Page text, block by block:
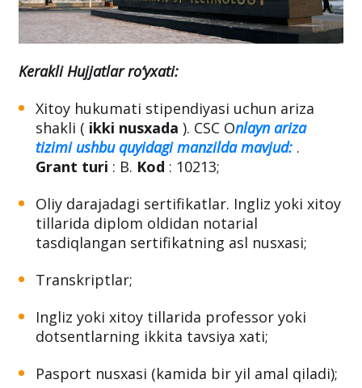
Kerakli Hujjatlar ro‘yxati:
Xitoy hukumati stipendiyasi uchun ariza
shakli ( ikki nusxada ). CSC Onlayn ariza
tizimi ushbu quyidagi manzilda mavjud: .
Grant turi : B. Kod : 10213;
Oliy darajadagi sertifikatlar. Ingliz yoki xitoy
tillarida diplom oldidan notarial
tasdiqlangan sertifikatning asl nusxasi;
Transkriptlar;
Ingliz yoki xitoy tillarida professor yoki
dotsentlarning ikkita tavsiya xati;
Pasport nusxasi (kamida bir yil amal qiladi);